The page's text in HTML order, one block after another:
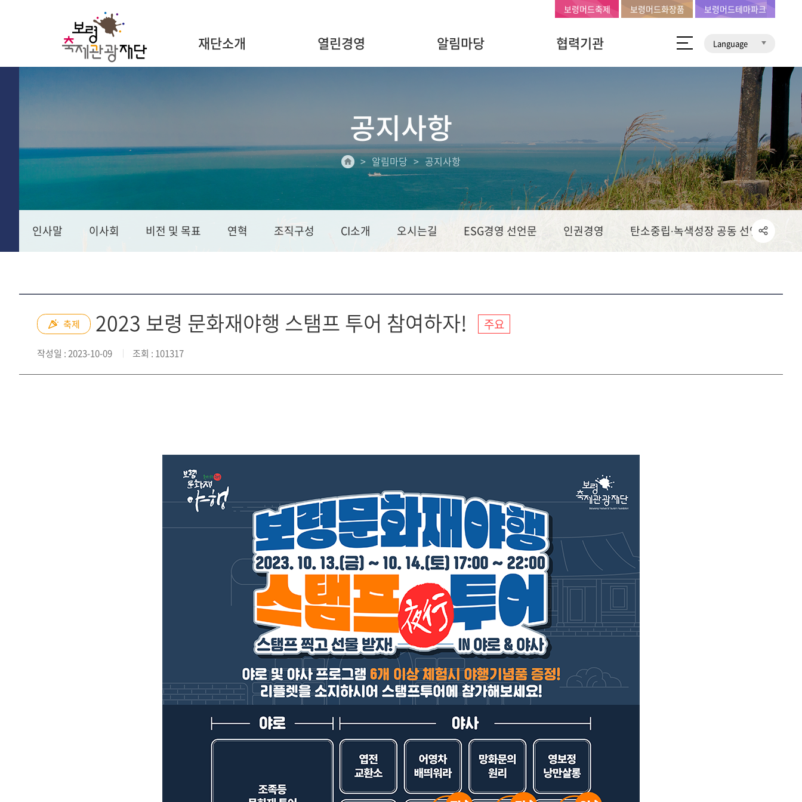
재단소개 열린경영 알림마당 협력기관 Language
보령머드축제 보령머드화장품 보령머드테마파크
공지사항
알림마당 공지사항
인사말 이사회 비전 및 목표 연혁 조직구성 CI소개 오시는길 ESG경영 선언문 인권경영 탄소중립∙녹색성장 공동 선언문
축제 2023 보령 문화재야행 스탬프 투어 참여하자! 주요
작성일 : 2023-10-09 조회 : 101317